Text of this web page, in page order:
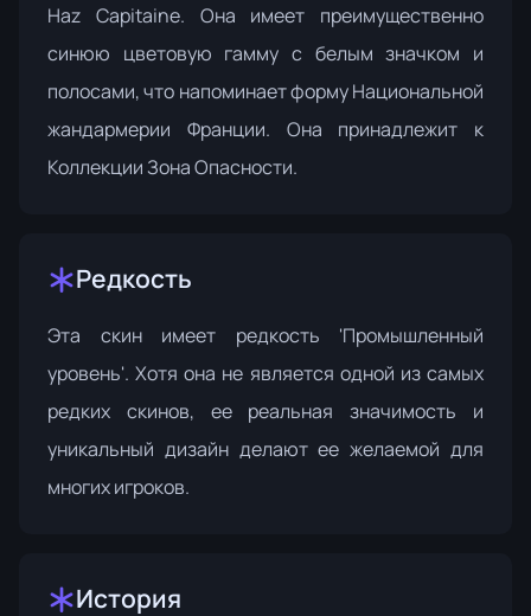
Haz Capitaine. Она имеет преимущественно
синюю цветовую гамму с белым значком и
полосами, что напоминает форму Национальной
жандармерии Франции. Она принадлежит к
Коллекции Зона Опасности.
Редкость
Эта скин имеет редкость 'Промышленный
уровень'. Хотя она не является одной из самых
редких скинов, ее реальная значимость и
уникальный дизайн делают ее желаемой для
многих игроков.
История